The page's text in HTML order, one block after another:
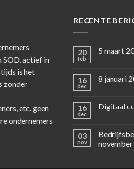
SOD, actief in
is het
zonder
etc. geen
ondernemers
RECENTE
20
feb
5 maart
16
dec
8 januari
16
dec
Digitaal
03
nov
november